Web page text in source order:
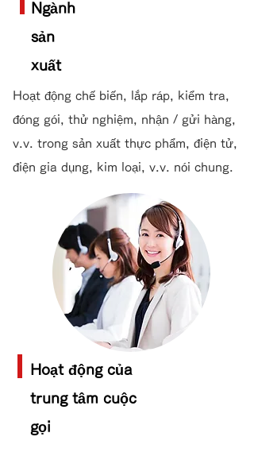
Ngành
sản
xuất
Hoạt động chế biến, lắp ráp, kiểm tra,
đóng gói, thử nghiệm, nhận / gửi hàng,
v.v. trong sản xuất thực phẩm, điện tử,
điện gia dụng, kim loại, v.v. nói chung.
Hoạt động của
trung tâm cuộc
gọi